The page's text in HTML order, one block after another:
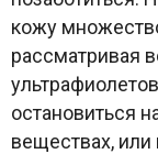
кожу
рассматривая
остановиться
веществах, или